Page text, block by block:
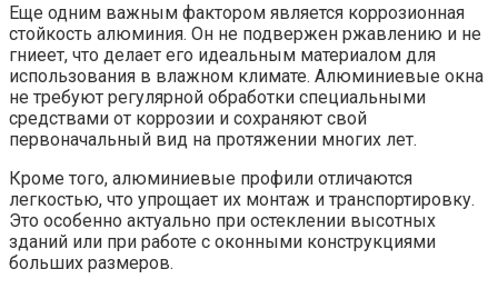
Еще одним важным фактором является коррозионная
стойкость алюминия. Он не подвержен ржавлению и не
гниеет, что делает его идеальным материалом для
использования в влажном климате. Алюминиевые окна
не требуют регулярной обработки специальными
средствами от коррозии и сохраняют свой
первоначальный вид на протяжении многих лет.
Кроме того, алюминиевые профили отличаются
легкостью, что упрощает их монтаж и транспортировку.
Это особенно актуально при остеклении высотных
зданий или при работе с оконными конструкциями
больших размеров.